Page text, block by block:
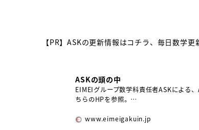
【PR】ASKの更新情報はコチラ、毎日数学
ASKの頭の中
EIMEIグループ数学科責任者ASKによる
ちらのHPを参照。…
www.eimeigakuin.jp